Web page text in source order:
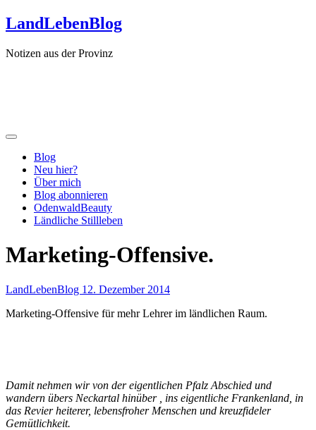
Zum
Inhalt
LandLebenBlog
Notizen aus der Provinz
Blog
Neu hier?
Über mich
Blog abonnieren
OdenwaldBeauty
Ländliche Stillleben
Marketing-Offensive.
LandLebenBlog 12. Dezember 2014
Marketing-Offensive für mehr Lehrer im ländlichen Raum.
Damit nehmen wir von der eigentlichen Pfalz Abschied und
wandern übers Neckartal hinüber , ins eigentliche Frankenland, in
das Revier heiterer, lebensfroher Menschen und kreuzfideler
Gemütlichkeit.